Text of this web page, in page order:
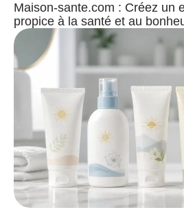
Maison-sante.com : Créez un
propice à la santé et au